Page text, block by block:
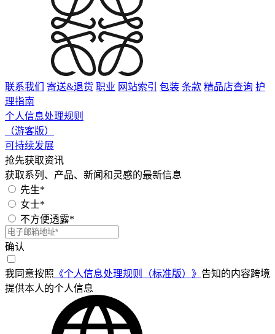
联系我们 寄送&退货 职业 网站索引 包装 条款 精品店查询 护
理指南
个人信息处理规则
（游客版）
可持续发展
抢先获取资讯
获取系列、产品、新闻和灵感的最新信息
先生*
女士*
不方便透露*
确认
我同意按照 《个人信息处理规则（标准版）》 告知的内容跨境
提供本人的个人信息